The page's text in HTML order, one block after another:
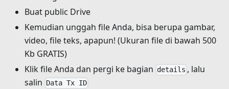
Buat public Drive
Kemudian unggah file Anda, bisa berupa gambar,
video, file teks, apapun! (Ukuran file di bawah 500
Kb GRATIS)
Klik file Anda dan pergi ke bagian details , lalu
salin
Data Tx ID